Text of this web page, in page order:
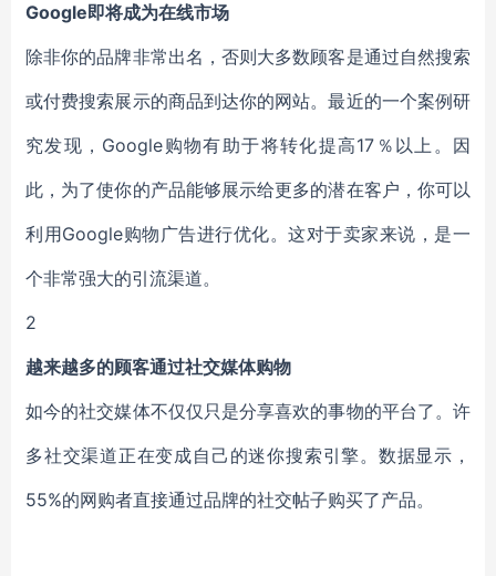
Google即将成为在线市场
除非你的品牌非常出名，否则大多数顾客是通过自然搜索
或付费搜索展示的商品到达你的网站。最近的一个案例研
究发现，Google购物有助于将转化提高17％以上。因
此，为了使你的产品能够展示给更多的潜在客户，你可以
利用Google购物广告进行优化。这对于卖家来说，是一
个非常强大的引流渠道。
2
越来越多的顾客通过社交媒体购物
如今的社交媒体不仅仅只是分享喜欢的事物的平台了。许
多社交渠道正在变成自己的迷你搜索引擎。数据显示，
55%的网购者直接通过品牌的社交帖子购买了产品。